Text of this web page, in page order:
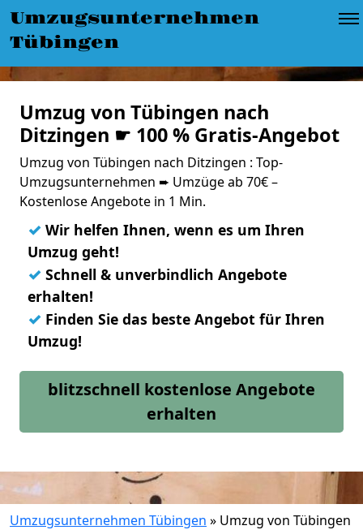
Umzugsunternehmen
Tübingen
Umzug von Tübingen nach
Ditzingen ☛ 100 % Gratis-Angebot
Umzug von Tübingen nach Ditzingen : Top-
Umzugsunternehmen ➨ Umzüge ab 70€ –
Kostenlose Angebote in 1 Min.
✓ Wir helfen Ihnen, wenn es um Ihren
Umzug geht!
✓ Schnell & unverbindlich Angebote
erhalten!
✓ Finden Sie das beste Angebot für Ihren
Umzug!
blitzschnell kostenlose Angebote
erhalten
Umzugsunternehmen Tübingen » Umzug von Tübingen